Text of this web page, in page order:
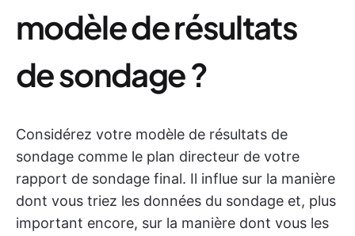
modèle de résultats
de sondage ?
Considérez votre modèle de résultats de
sondage comme le plan directeur de votre
rapport de sondage final. Il influe sur la manière
dont vous triez les données du sondage et, plus
important encore, sur la manière dont vous les